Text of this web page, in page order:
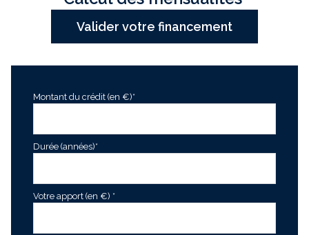
Valider votre financement
Montant du crédit (en €)*
Durée (années)*
Votre apport (en €) *